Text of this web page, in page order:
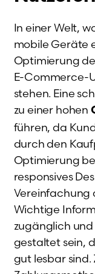
In einer Welt,
mobile Geräte
Optimierung
E-Commerce-
stehen. Eine
zu einer hohen
führen, da
durch den
Optimierung
responsives
Vereinfachung
Wichtige
zugänglich
gestaltet sein,
gut lesbar sind.